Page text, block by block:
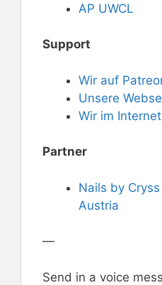
AP UWCL
Support
Wir auf
Unsere
Wir im Internet
Partner
Nails by
Austria
—
Send in a voice